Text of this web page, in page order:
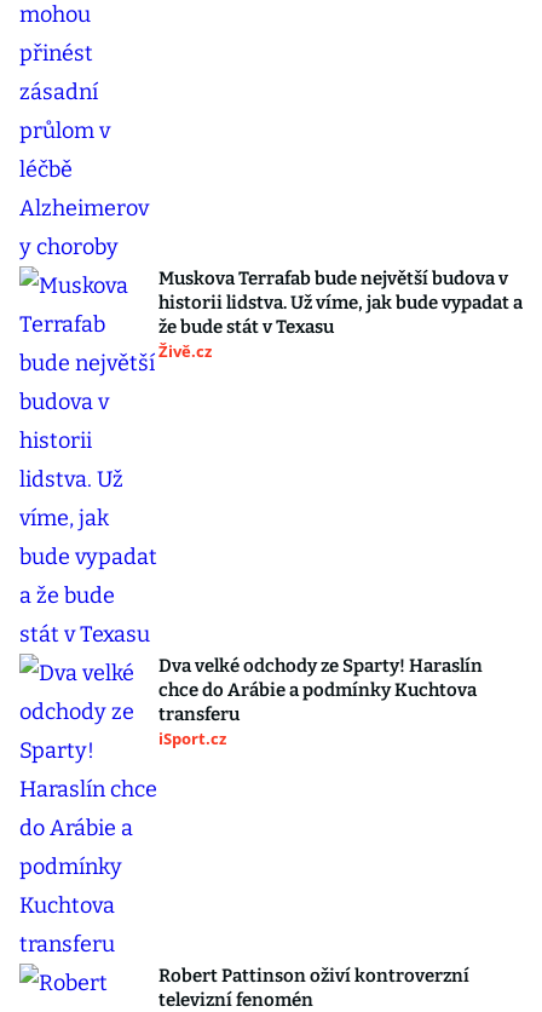
Muskova Terrafab bude největší budova v
historii lidstva. Už víme, jak bude vypadat a
že bude stát v Texasu
Živě.cz
Dva velké odchody ze Sparty! Haraslín
chce do Arábie a podmínky Kuchtova
transferu
iSport.cz
Robert Pattinson oživí kontroverzní
televizní fenomén